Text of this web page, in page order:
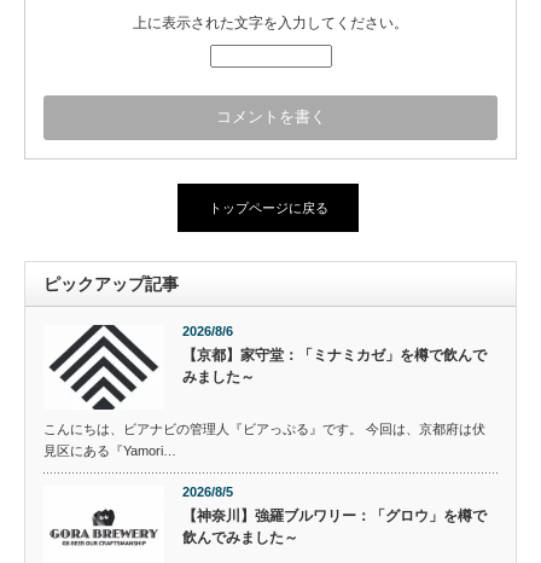
上に表示された文字を入力してください。
トップページに戻る
ピックアップ記事
2026/8/6
【京都】家守堂：「ミナミカゼ」を樽で飲んで
みました～
こんにちは、ビアナビの管理人『ビアっぷる』です。 今回は、京都府は伏
見区にある『Yamori…
2026/8/5
【神奈川】強羅ブルワリー：「グロウ」を樽で
飲んでみました～